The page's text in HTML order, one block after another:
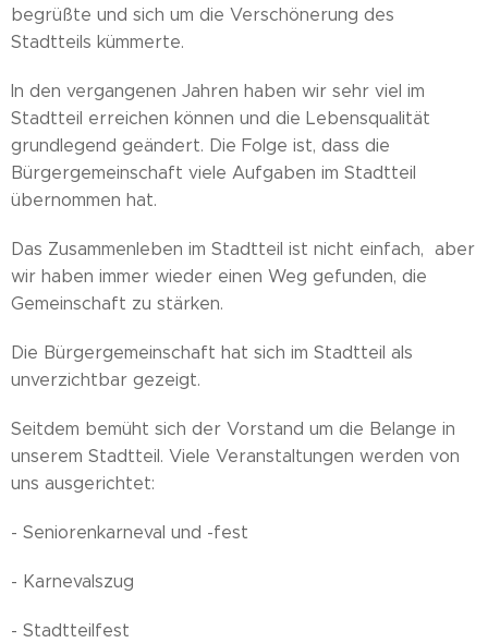
begrüßte und sich um die Verschönerung des
Stadtteils kümmerte.
In den vergangenen Jahren haben wir sehr viel im
Stadtteil erreichen können und die Lebensqualität
grundlegend geändert. Die Folge ist, dass die
Bürgergemeinschaft viele Aufgaben im Stadtteil
übernommen hat.
Das Zusammenleben im Stadtteil ist nicht einfach, aber
wir haben immer wieder einen Weg gefunden, die
Gemeinschaft zu stärken.
Die Bürgergemeinschaft hat sich im Stadtteil als
unverzichtbar gezeigt.
Seitdem bemüht sich der Vorstand um die Belange in
unserem Stadtteil. Viele Veranstaltungen werden von
uns ausgerichtet:
- Seniorenkarneval und -fest
- Karnevalszug
- Stadtteilfest